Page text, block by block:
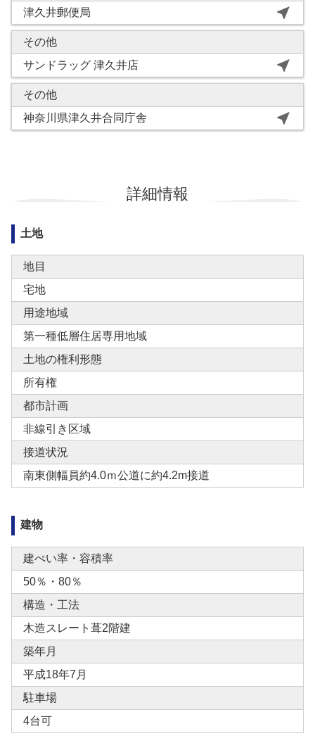
津久井郵便局 near_me
その他
サンドラッグ 津久井店
near_me
その他
神奈川県津久井合同庁舎
near_me
詳細情報
土地
地目
宅地
用途地域
第一種低層住居専用地域
土地の権利形態
所有権
都市計画
非線引き区域
接道状況
南東側幅員約4.0ｍ公道に約4.2m接道
建物
建ぺい率・容積率
50％・80％
構造・工法
木造スレート葺2階建
築年月
平成18年7月
駐車場
4台可